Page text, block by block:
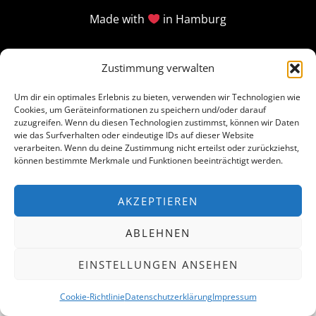
Zustimmung verwalten
Um dir ein optimales Erlebnis zu bieten, verwenden wir Technologien wie
Cookies, um Geräteinformationen zu speichern und/oder darauf
zuzugreifen. Wenn du diesen Technologien zustimmst, können wir Daten
wie das Surfverhalten oder eindeutige IDs auf dieser Website
verarbeiten. Wenn du deine Zustimmung nicht erteilst oder zurückziehst,
können bestimmte Merkmale und Funktionen beeinträchtigt werden.
AKZEPTIEREN
ABLEHNEN
EINSTELLUNGEN ANSEHEN
Cookie-RichtlinieDatenschutzerklärungImpressum
Made with in Hamburg